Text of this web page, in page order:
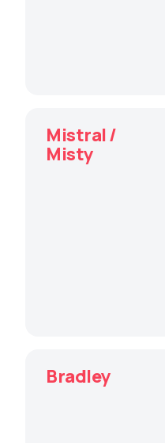
Mistral /
Misty
Bradley